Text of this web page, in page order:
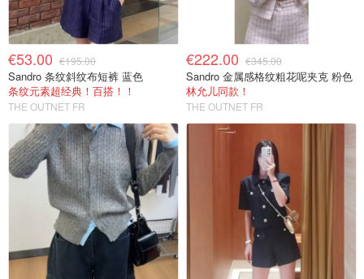
€53.00 €195.00
Sandro 条纹斜纹布短裤 蓝色
条纹元素超经典！百搭！！
THE OUTNET FR
€222.00 €345.00
Sandro 金属感格纹粗花呢夹克 粉色
林允儿同款！
THE OUTNET FR